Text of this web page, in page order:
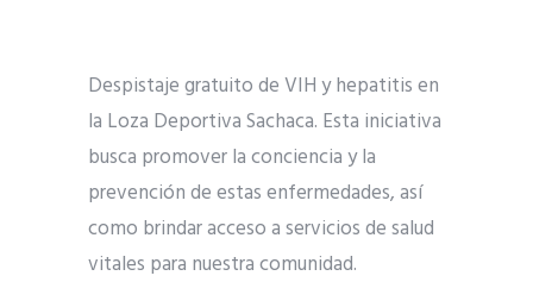
Despistaje gratuito de VIH y hepatitis en
la Loza Deportiva Sachaca. Esta iniciativa
busca promover la conciencia y la
prevención de estas enfermedades, así
como brindar acceso a servicios de salud
vitales para nuestra comunidad.